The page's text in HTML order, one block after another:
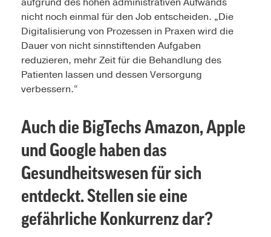
nicht noch einmal für den Job entscheiden. „Die
Digitalisierung von Prozessen in Praxen wird die
Dauer von nicht sinnstiftenden Aufgaben
reduzieren, mehr Zeit für die Behandlung des
Patienten lassen und dessen Versorgung
verbessern.“
Auch die BigTechs Amazon, Apple
und Google haben das
Gesundheitswesen für sich
entdeckt. Stellen sie eine
gefährliche Konkurrenz dar?